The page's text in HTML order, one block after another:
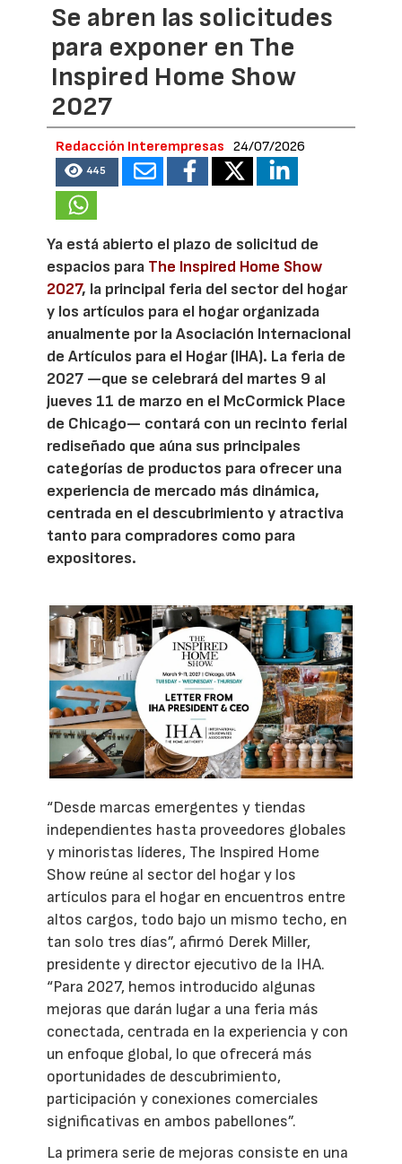
Se abren las solicitudes
para exponer en The
Inspired Home Show
2027
Redacción Interempresas 24/07/2026
445
Ya está abierto el plazo de solicitud de
espacios para The Inspired Home Show
2027, la principal feria del sector del hogar
y los artículos para el hogar organizada
anualmente por la Asociación Internacional
de Artículos para el Hogar (IHA). La feria de
2027 —que se celebrará del martes 9 al
jueves 11 de marzo en el McCormick Place
de Chicago— contará con un recinto ferial
rediseñado que aúna sus principales
categorías de productos para ofrecer una
experiencia de mercado más dinámica,
centrada en el descubrimiento y atractiva
tanto para compradores como para
expositores.
“Desde marcas emergentes y tiendas
independientes hasta proveedores globales
y minoristas líderes, The Inspired Home
Show reúne al sector del hogar y los
artículos para el hogar en encuentros entre
altos cargos, todo bajo un mismo techo, en
tan solo tres días”, afirmó Derek Miller,
presidente y director ejecutivo de la IHA.
“Para 2027, hemos introducido algunas
mejoras que darán lugar a una feria más
conectada, centrada en la experiencia y con
un enfoque global, lo que ofrecerá más
oportunidades de descubrimiento,
participación y conexiones comerciales
significativas en ambos pabellones”.
La primera serie de mejoras consiste en una